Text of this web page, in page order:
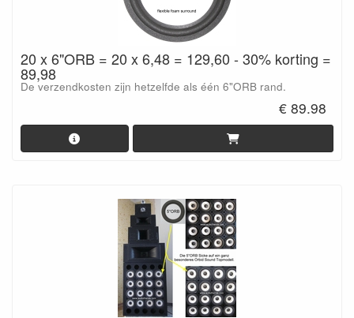
20 x 6"ORB = 20 x 6,48 = 129,60 - 30% korting =
89,98
De verzendkosten zijn hetzelfde als één 6"ORB rand.
€ 89.98